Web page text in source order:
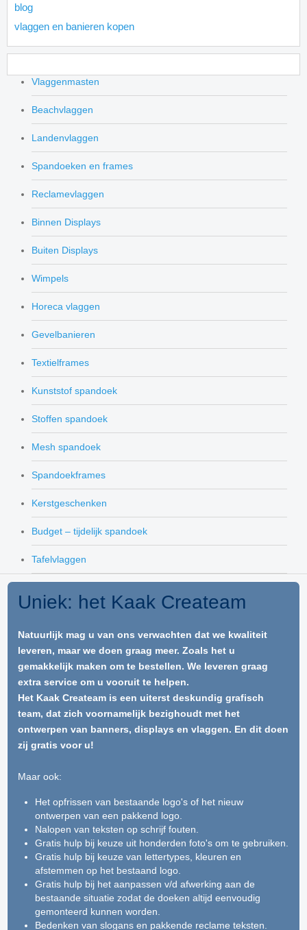
blog
vlaggen en banieren kopen
Vlaggenmasten
Beachvlaggen
Landenvlaggen
Spandoeken en frames
Reclamevlaggen
Binnen Displays
Buiten Displays
Wimpels
Horeca vlaggen
Gevelbanieren
Textielframes
Kunststof spandoek
Stoffen spandoek
Mesh spandoek
Spandoekframes
Kerstgeschenken
Budget – tijdelijk spandoek
Tafelvlaggen
Uniek: het Kaak Createam
Natuurlijk mag u van ons verwachten dat we kwaliteit
leveren, maar we doen graag meer. Zoals het u
gemakkelijk maken om te bestellen. We leveren graag
extra service om u vooruit te helpen.
Het Kaak Createam is een uiterst deskundig grafisch
team, dat zich voornamelijk bezighoudt met het
ontwerpen van banners, displays en vlaggen. En dit doen
zij gratis voor u!
Maar ook:
Het opfrissen van bestaande logo's of het nieuw
ontwerpen van een pakkend logo.
Nalopen van teksten op schrijf fouten.
Gratis hulp bij keuze uit honderden foto's om te gebruiken.
Gratis hulp bij keuze van lettertypes, kleuren en
afstemmen op het bestaand logo.
Gratis hulp bij het aanpassen v/d afwerking aan de
bestaande situatie zodat de doeken altijd eenvoudig
gemonteerd kunnen worden.
Bedenken van slogans en pakkende reclame teksten.